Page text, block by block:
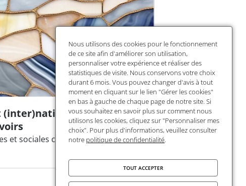
(inter)nationaliser des
et sociales comme terrain
Nous utilisons des cookies pour le fonctionnement
de ce site afin d'améliorer son utilisation,
personnaliser votre expérience et réaliser des
statistiques de visite. Nous conservons votre choix
durant 6 mois. Vous pouvez changer d'avis à tout
moment en cliquant sur le lien "Gérer les cookies"
en bas à gauche de chaque page de notre site. Si
vous souhaitez en savoir plus sur comment nous
utilisons les cookies, cliquez sur "Personnaliser mes
choix". Pour plus d'informations, veuillez consulter
notre politique de confidentialité.
TOUT ACCEPTER